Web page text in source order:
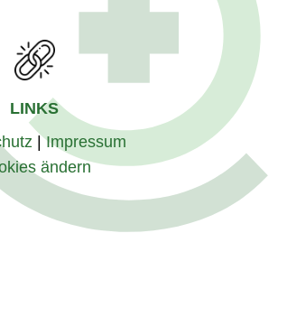
LINKS
|Impressum
ändern